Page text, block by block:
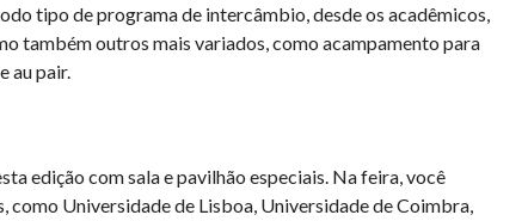
tipo de programa de intercâmbio, desde os acadêmicos,
também outros mais variados, como acampamento para
au pair.
edição com sala e pavilhão especiais. Na feira, você
como Universidade de Lisboa, Universidade de Coimbra,